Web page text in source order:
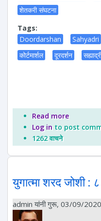
शेतकरी संघटना
Tags:
Doordarshan
Sahyadri
कोर्टमार्शल
दूरदर्शन
Read moreabout
Log in to post
1262 वाचने
युगात्मा शरद जोशी :
admin यांनी गुरू, 03/09/2020